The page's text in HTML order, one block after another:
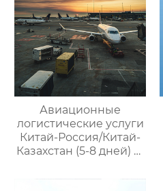
Авиационные
логистические услуги
Китай-Россия/Китай-
Казахстан (5-8 дней) —
управлению